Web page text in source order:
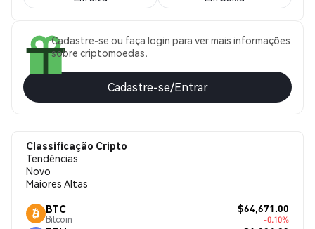
Cadastre-se ou faça login para ver mais informações
sobre criptomoedas.
Cadastre-se/Entrar
Classificação Cripto
Tendências
Novo
Maiores Altas
BTC
Bitcoin
$64,671.00
-0.10%